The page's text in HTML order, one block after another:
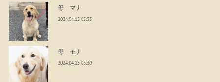
母 マナ
2024.04.15 05:33
母 モナ
2024.04.15 05:30